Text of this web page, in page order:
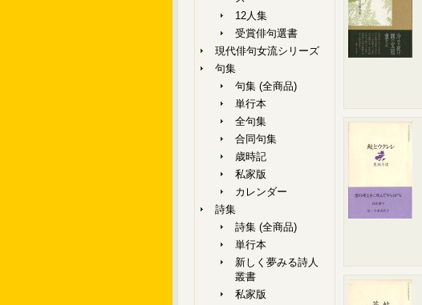
12人集
受賞俳句選書
現代俳句女流シリーズ
句集
句集 (全商品)
単行本
全句集
合同句集
歳時記
私家版
カレンダー
詩集
詩集 (全商品)
単行本
新しく夢みる詩人
叢書
私家版